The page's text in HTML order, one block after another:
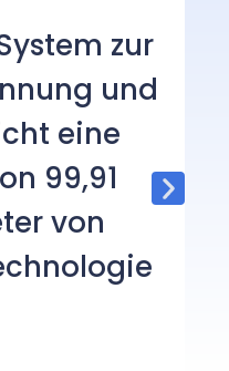
zur
und
eine
99,91
von